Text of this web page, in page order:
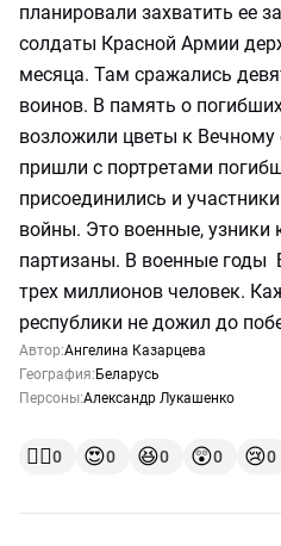
планировали захватить ее
солдаты Красной Армии
месяца. Там сражались
воинов. В память о
возложили цветы к
пришли с портретами
присоединились и
войны. Это военные, узники
партизаны. В военные годы
трех миллионов человек.
республики не дожил до
Автор:Ангелина Казарцева
География: Беларусь
Персоны:Александр Лукашенко
👍🏻0 😍0 😆0 😲0 😢0